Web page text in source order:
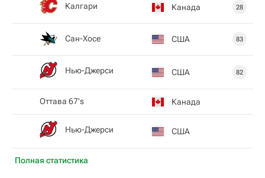
Полная статистика
Калгари Канада 28
Сан-Хосе США 83
Нью-Джерси США 82
Оттава 67's Канада
Нью-Джерси США